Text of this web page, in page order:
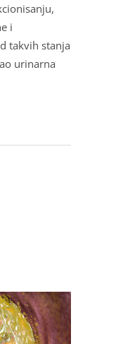
i
takvih stanja
urinarna